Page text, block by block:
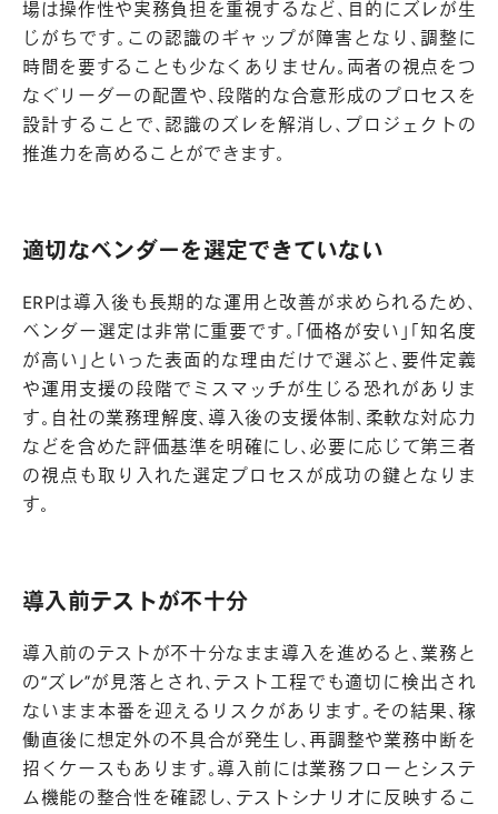
場は操作性や実務負担を重視するなど、目的にズレが生
じがちです。この認識のギャップが障害となり、調整に
時間を要することも少なくありません。両者の視点をつ
なぐリーダーの配置や、段階的な合意形成のプロセスを
設計することで、認識のズレを解消し、プロジェクトの
推進力を高めることができます。
適切なベンダーを選定できていない
ERPは導入後も長期的な運用と改善が求められるため、
ベンダー選定は非常に重要です。「価格が安い」「知名度
が高い」といった表面的な理由だけで選ぶと、要件定義
や運用支援の段階でミスマッチが生じる恐れがありま
す。自社の業務理解度、導入後の支援体制、柔軟な対応力
などを含めた評価基準を明確にし、必要に応じて第三者
の視点も取り入れた選定プロセスが成功の鍵となりま
す。
導入前テストが不十分
導入前のテストが不十分なまま導入を進めると、業務と
の“ズレ”が見落とされ、テスト工程でも適切に検出され
ないまま本番を迎えるリスクがあります。その結果、稼
働直後に想定外の不具合が発生し、再調整や業務中断を
招くケースもあります。導入前には業務フローとシステ
ム機能の整合性を確認し、テストシナリオに反映するこ